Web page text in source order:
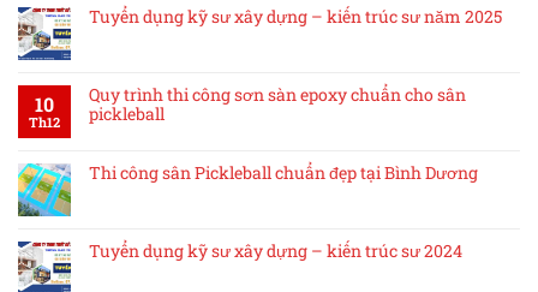
Tuyển dụng kỹ sư xây dựng – kiến trúc sư năm 2025
10
Th12
Quy trình thi công sơn sàn epoxy chuẩn cho sân
pickleball
Thi công sân Pickleball chuẩn đẹp tại Bình Dương
Tuyển dụng kỹ sư xây dựng – kiến trúc sư 2024